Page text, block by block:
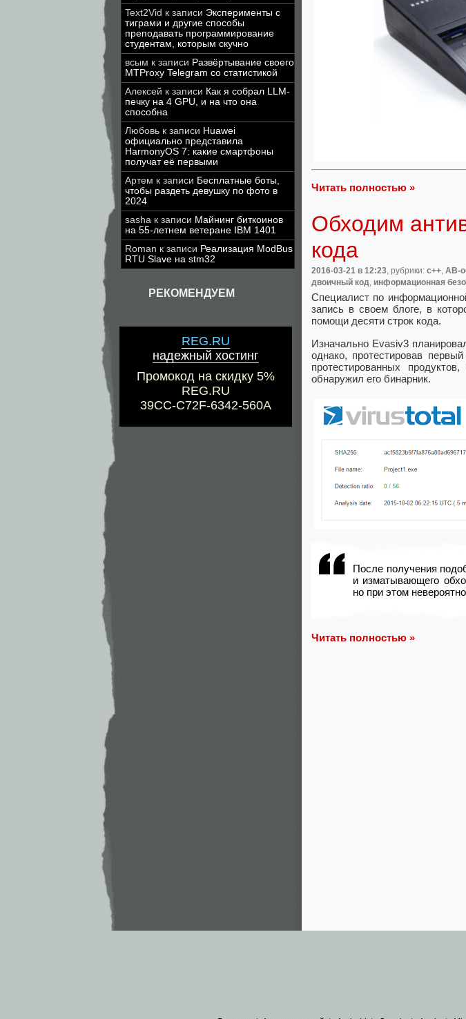
Text2Vid к записи Эксперименты с
тиграми и другие способы
преподавать программирование
студентам, которым скучно
всым к записи Развёртывание своего
MTProxy Telegram со статистикой
Алексей к записи Как я собрал LLM-
печку на 4 GPU, и на что она
способна
Любовь к записи Huawei
официально представила
HarmonyOS 7: какие смартфоны
получат её первыми
Артем к записи Бесплатные боты,
чтобы раздеть девушку по фото в
2024
sasha к записи Майнинг биткоинов
на 55-летнем ветеране IBM 1401
Roman к записи Реализация ModBus
RTU Slave на stm32
РЕКОМЕНДУЕМ
REG.RU
надежный хостинг
Промокод на скидку 5%
REG.RU
39CC-C72F-6342-560A
Читать полностью »
Обходим
кода
2016-03-21 в 12:23 , рубрики: c++ АВ-
двоичный код информационная
Специалист по
запись в своем блоге, в
помощи десяти строк кода.
Изначально Evasiv3
однако, протестировав
протестированных
обнаружил его бинарник.
После получения
и изматывающего
но при этом
Читать полностью »